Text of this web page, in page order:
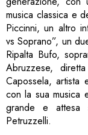
musica classica e
Piccinni, un altro
vs Soprano”, un
Ripalta Bufo,
Abruzzese,
Capossela, artista
con la sua musica
grande e attesa
Petruzzelli.